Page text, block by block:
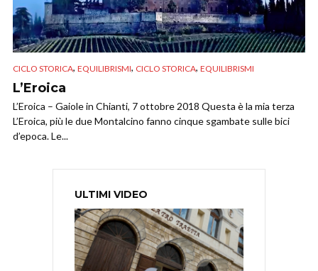
CICLO STORICA, EQUILIBRISMI, CICLO STORICA, EQUILIBRISMI
L’Eroica
L’Eroica – Gaiole in Chianti, 7 ottobre 2018 Questa è la mia terza
L’Eroica, più le due Montalcino fanno cinque sgambate sulle bici
d’epoca. Le...
ULTIMI VIDEO